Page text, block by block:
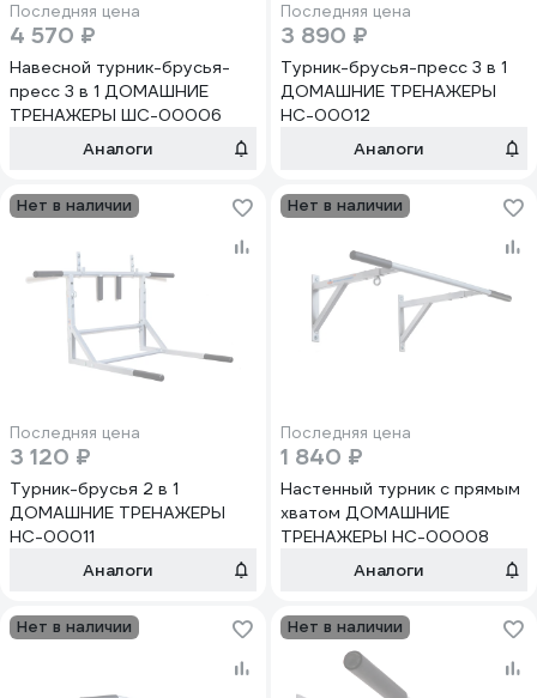
Последняя цена
4 570 ₽
Навесной турник-брусья-
пресс 3 в 1 ДОМАШНИЕ
ТРЕНАЖЕРЫ ШС-00006
Аналоги
Последняя цена
3 890 ₽
Турник-брусья-пресс 3 в 1
ДОМАШНИЕ ТРЕНАЖЕРЫ
НС-00012
Аналоги
Нет в наличии
Последняя цена
3 120 ₽
Турник-брусья 2 в 1
ДОМАШНИЕ ТРЕНАЖЕРЫ
НС-00011
Аналоги
Нет в наличии
Последняя цена
1 840 ₽
Настенный турник с прямым
хватом ДОМАШНИЕ
ТРЕНАЖЕРЫ НС-00008
Аналоги
Нет в наличии Нет в наличии